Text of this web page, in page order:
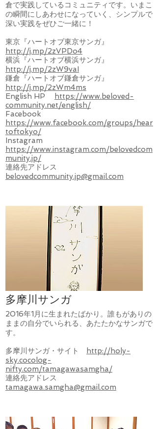
倉で実践しているコミュニティです。いまこ
の瞬間にしあわせになっていく、シンプルで
深い実践をぜひご一緒に！
東京『ハートオブ東京サンガ』
http://j.mp/2zVPDo4
横浜『ハートオブ横浜サンガ』
http://j.mp/2zW9vaI
鎌倉『ハートオブ鎌倉サンガ』
http://j.mp/2zWm4ms
English HP
https://www.beloved-
community.net/english/
Facebook
https://www.facebook.com/groups/hear
toftokyo/
Instagram
https://www.instagram.com/belovedcom
munity.jp/
連絡先アドレス
belovedcommunity.jp@gmail.com
多摩川サンガ
2016年1月に生まれたばかり。誰もがありの
ままの自分でいられる、あたたかなサンガで
す。
多摩川サンガ・サイト
http://holy-
sky.cocolog-
nifty.com/tamagawasamgha/
連絡先アドレス
tamagawa.samgha@gmail.com